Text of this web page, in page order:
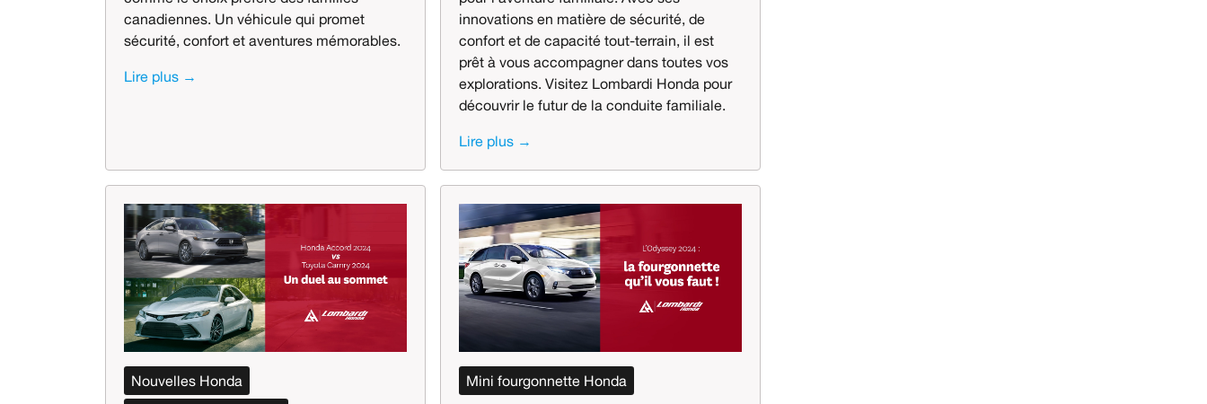
canadiennes. Un véhicule qui promet
sécurité, confort et aventures mémorables.
Lire plus →
innovations en matière de sécurité, de
confort et de capacité tout-terrain, il est
prêt à vous accompagner dans toutes vos
explorations. Visitez Lombardi Honda pour
découvrir le futur de la conduite familiale.
Lire plus →
Nouvelles Honda
Mini fourgonnette Honda